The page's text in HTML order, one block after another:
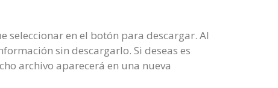
seleccionar en el botón para descargar. Al
sin descargarlo. Si deseas es
archivo aparecerá en una nueva